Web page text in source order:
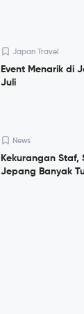
Japan Travel
Event Menarik di
Juli
News
Kekurangan Staf,
Jepang Banyak